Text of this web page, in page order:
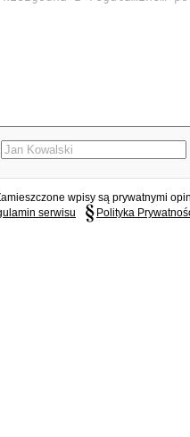
wpisy są prywatnymi
serwisu
Polityka